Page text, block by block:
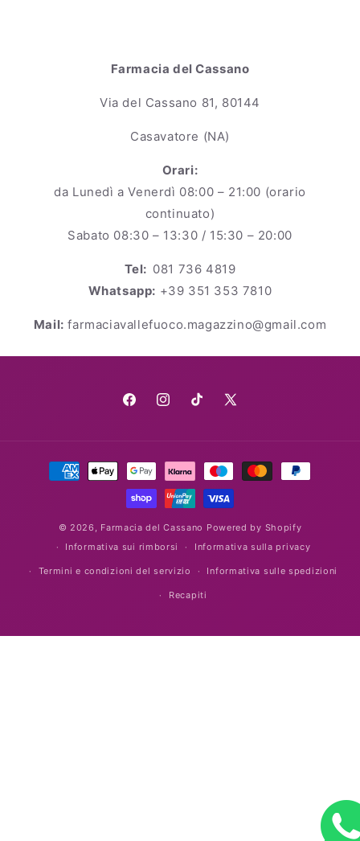
Farmacia del Cassano
Via del Cassano 81, 80144
Casavatore (NA)
Orari:
da Lunedì a Venerdì 08:00 – 21:00 (orario
continuato)
Sabato 08:30 – 13:30 / 15:30 – 20:00
Tel: 081 736 4819
Whatsapp: +39 351 353 7810
Mail: farmaciavallefuoco.magazzino@gmail.com
FacebookInstagramTikTokX
Metodi
© 2026, Farmacia del Cassano Powered by Shopify
Informativa sui rimborsi
Informativa sulla privacy
Termini e condizioni del servizio Informativa sulle spedizioni
Recapiti